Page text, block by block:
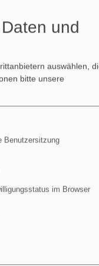
und
auswählen,
bitte unsere
Benutzersitzung
im Browser